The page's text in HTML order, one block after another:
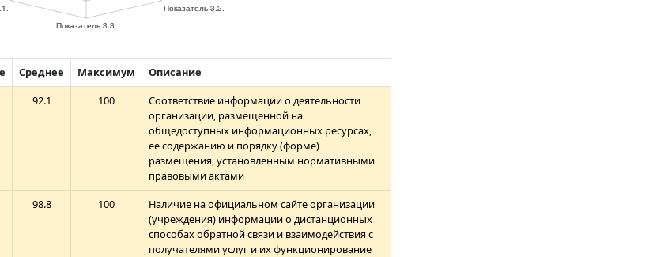
Среднее Максимум
Описание
92.1 100
Соответствие информации о деятельности
организации, размещенной на
общедоступных информационных ресурсах,
ее содержанию и порядку (форме)
размещения, установленным нормативными
правовыми актами
98.8 100
Наличие на официальном сайте организации
(учреждения) информации о дистанционных
способах обратной связи и взаимодействия с
получателями услуг и их функционирование